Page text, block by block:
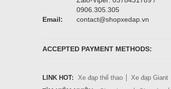
0906.305.305
Email:
contact@shopxedap.vn
ACCEPTED PAYMENT METHODS:
LINK HOT: Xe đạp thể thao Xe đạp Giant